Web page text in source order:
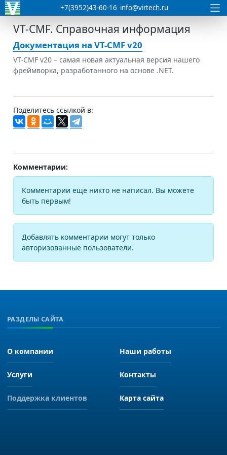
+7(3952)43-60-16 info@virtech.ru
VT-CMF. Справочная информация
Документация на VT-CMF v20
VT-CMF v20 – самая новая актуальная версия нашего
фреймворка, разработанного на основе .NET.
Поделитесь ссылкой в:
Комментарии:
Комментарии еще никто не написал. Вы можете
быть первым!
Добавлять комментарии могут только
авторизованные пользователи.
РАЗДЕЛЫ САЙТА
О компании Наши работы
Услуги Контакты
Поддержка клиентов Карта сайта